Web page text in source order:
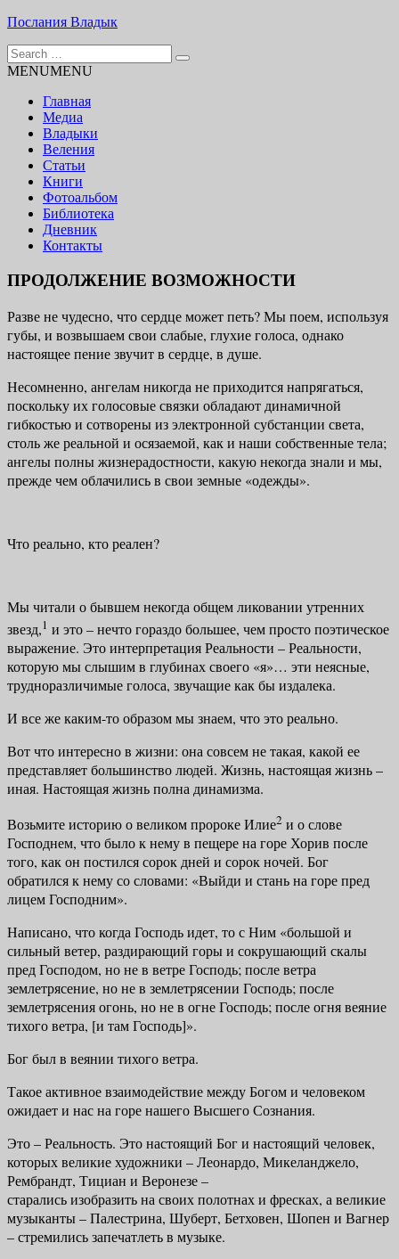
Skip
content
Послания Владык
Основу сайта представляют Послания, или Диктовки,
Search
for:
MENUMENU
Главная
Медиа
Владыки
Веления
Статьи
Книги
Фотоальбом
Библиотека
Дневник
Контакты
ПРОДОЛЖЕНИЕ ВОЗМОЖНОСТИ
Разве не чудесно, что сердце может петь? Мы поем, используя
губы, и возвышаем свои слабые, глухие голоса, однако
настоящее пение звучит в сердце, в душе.
Несомненно, ангелам никогда не приходится напрягаться,
поскольку их голосовые связки обладают динамичной
гибкостью и сотворены из элект­ронной субстанции света,
столь же реальной и осязаемой, как и наши соб­ственные тела;
ангелы полны жизнерадостности, какую некогда знали и мы,
прежде чем облачились в свои земные «одежды».
Что реально, кто реален?
Мы читали о бывшем некогда общем ликовании утренних
звезд,1 и это – нечто гораздо большее, чем просто поэтическое
выражение. Это интерпре­тация Реальности – Реальности,
которую мы слышим в глубинах своего «я»… эти неясные,
трудноразличимые голоса, звучащие как бы издалека.
И все же каким-то образом мы знаем, что это реально.
Вот что интересно в жизни: она совсем не такая, какой ее
представляет большинство людей. Жизнь, настоящая жизнь –
иная. Настоящая жизнь полна динамизма.
Возьмите историю о великом пророке Илие2 и о слове
Господнем, что было к нему в пещере на горе Хорив после
того, как он постился сорок дней и сорок ночей. Бог
обратился к нему со словами: «Выйди и стань на горе пред
лицем Господним».
Написано, что когда Господь идет, то с Ним «большой и
сильный ветер, раздирающий горы и сокрушающий скалы
пред Господом, но не в ветре Господь; после ветра
землетрясение, но не в землетрясении Господь; после
землетрясения огонь, но не в огне Господь; после огня веяние
тихого ветра, [и там Господь]».
Бог был в веянии тихого ветра.
Такое активное взаимодействие между Богом и человеком
ожидает и нас на горе нашего Высшего Сознания.
Это – Реальность. Это настоящий Бог и настоящий человек,
которых вели­кие художники – Леонардо, Микеланджело,
Рембрандт, Тициан и Веронезе –
старались изобразить на своих полотнах и фресках, а великие
музыканты – Палестрина, Шуберт, Бетховен, Шопен и Вагнер
– стремились запечатлеть в музыке.